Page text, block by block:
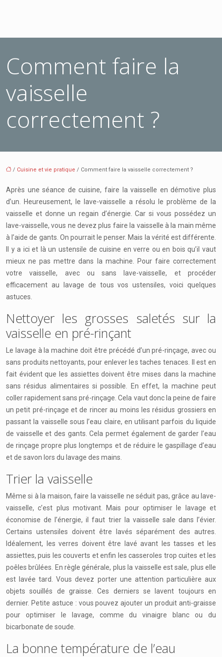
Comment faire la
vaisselle
correctement ?
/ Cuisine et vie pratique / Comment faire la vaisselle correctement ?
Après une séance de cuisine, faire la vaisselle en démotive plus
d’un. Heureusement, le lave-vaisselle a résolu le problème de la
vaisselle et donne un regain d’énergie. Car si vous possédez un
lave-vaisselle, vous ne devez plus faire la vaisselle à la main même
à l’aide de gants. On pourrait le penser. Mais la vérité est différente.
Il y a ici et là un ustensile de cuisine en verre ou en bois qu’il vaut
mieux ne pas mettre dans la machine. Pour faire correctement
votre vaisselle, avec ou sans lave-vaisselle, et procéder
efficacement au lavage de tous vos ustensiles, voici quelques
astuces.
Nettoyer les grosses saletés sur la
vaisselle en pré-rinçant
Le lavage à la machine doit être précédé d’un pré-rinçage, avec ou
sans produits nettoyants, pour enlever les taches tenaces. Il est en
fait évident que les assiettes doivent être mises dans la machine
sans résidus alimentaires si possible. En effet, la machine peut
coller rapidement sans pré-rinçage. Cela vaut donc la peine de faire
un petit pré-rinçage et de rincer au moins les résidus grossiers en
passant la vaisselle sous l’eau claire, en utilisant parfois du liquide
de vaisselle et des gants. Cela permet également de garder l’eau
de rinçage propre plus longtemps et de réduire le gaspillage d’eau
et de savon lors du lavage des mains.
Trier la vaisselle
Même si à la maison, faire la vaisselle ne séduit pas, grâce au lave-
vaisselle, c’est plus motivant. Mais pour optimiser le lavage et
économise de l’énergie, il faut trier la vaisselle sale dans l’évier.
Certains ustensiles doivent être lavés séparément des autres.
Idéalement, les verres doivent être lavé avant les tasses et les
assiettes, puis les couverts et enfin les casseroles trop cuites et les
poêles brûlées. En règle générale, plus la vaisselle est sale, plus elle
est lavée tard. Vous devez porter une attention particulière aux
objets souillés de graisse. Ces derniers se lavent toujours en
dernier. Petite astuce : vous pouvez ajouter un produit anti-graisse
pour optimiser le lavage, comme du vinaigre blanc ou du
bicarbonate de soude.
La bonne température de l’eau